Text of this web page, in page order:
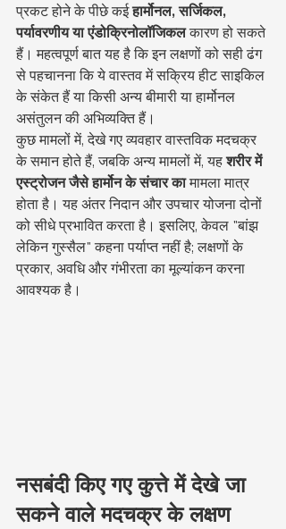
प्रकट होने के पीछे कई हार्मोनल, सर्जिकल,
पर्यावरणीय या एंडोक्रिनोलॉजिकल कारण हो सकते
हैं। महत्वपूर्ण बात यह है कि इन लक्षणों को सही ढंग
से पहचानना कि ये वास्तव में सक्रिय हीट साइकिल
के संकेत हैं या किसी अन्य बीमारी या हार्मोनल
असंतुलन की अभिव्यक्ति हैं।
कुछ मामलों में, देखे गए व्यवहार वास्तविक मदचक्र
के समान होते हैं, जबकि अन्य मामलों में, यह शरीर में
एस्ट्रोजन जैसे हार्मोन के संचार का मामला मात्र
होता है। यह अंतर निदान और उपचार योजना दोनों
को सीधे प्रभावित करता है। इसलिए, केवल "बांझ
लेकिन गुस्सैल" कहना पर्याप्त नहीं है; लक्षणों के
प्रकार, अवधि और गंभीरता का मूल्यांकन करना
आवश्यक है।
नसबंदी किए गए कुत्ते में देखे जा
सकने वाले मदचक्र के लक्षण